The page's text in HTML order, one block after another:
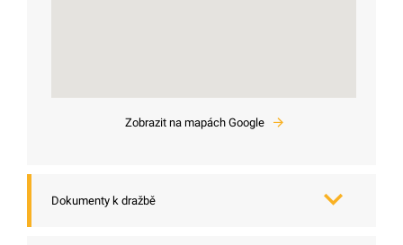
Zobrazit na mapách Google
Dokumenty k dražbě